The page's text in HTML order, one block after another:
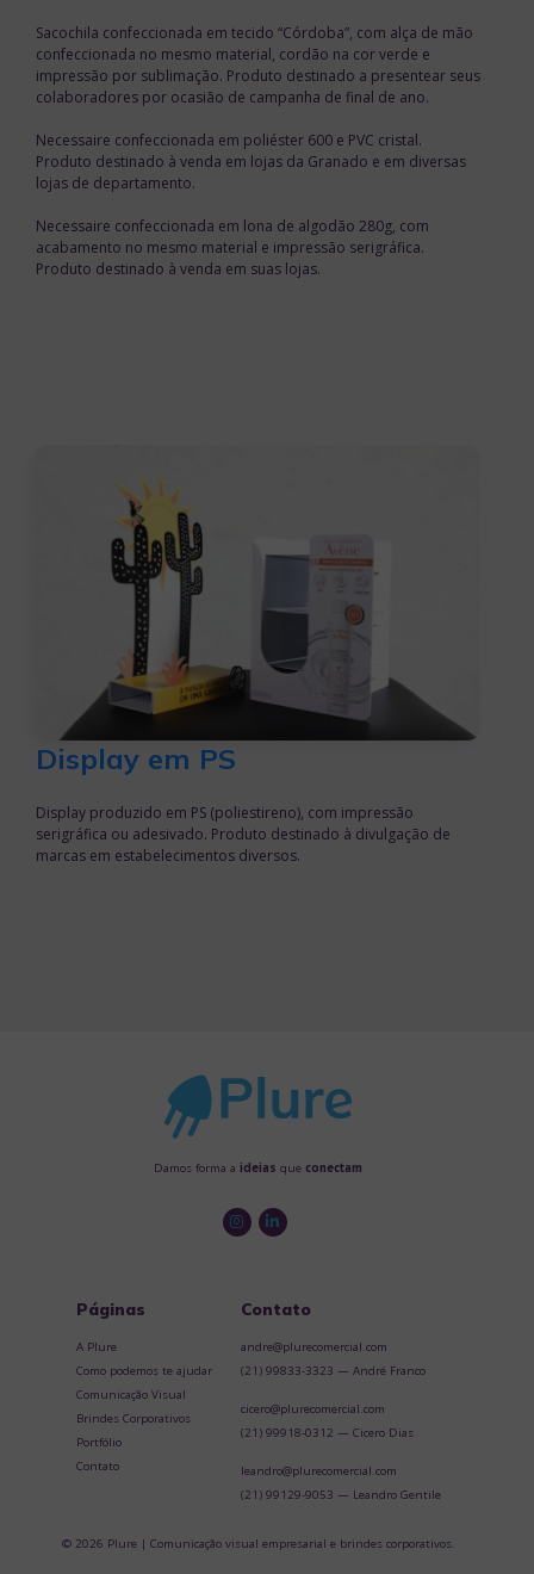
Sacochila confeccionada em tecido “Córdoba”, com alça de mão
confeccionada no mesmo material, cordão na cor verde e
impressão por sublimação. Produto destinado a presentear seus
colaboradores por ocasião de campanha de final de ano.
Necessaire confeccionada em poliéster 600 e PVC cristal.
Produto destinado à venda em lojas da Granado e em diversas
lojas de departamento.
Necessaire confeccionada em lona de algodão 280g, com
acabamento no mesmo material e impressão serigráfica.
Produto destinado à venda em suas lojas.
Display em PS
Display produzido em PS (poliestireno), com impressão
serigráfica ou adesivado. Produto destinado à divulgação de
marcas em estabelecimentos diversos.
Damos forma a ideias que conectam
Páginas
A Plure
Como podemos te ajudar
Comunicação Visual
Brindes Corporativos
Portfólio
Contato
Contato
andre@plurecomercial.com
(21) 99833-3323 — André Franco
cicero@plurecomercial.com
(21) 99918-0312 — Cicero Dias
leandro@plurecomercial.com
(21) 99129-9053 — Leandro Gentile
© 2026 Plure | Comunicação visual empresarial e brindes corporativos.